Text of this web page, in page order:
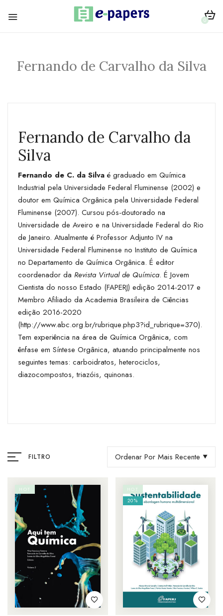
0
Fernando de Carvalho da Silva
Fernando de Carvalho da
Silva
Fernando de C. da Silva é graduado em Química
Industrial pela Universidade Federal Fluminense (2002) e
doutor em Química Orgânica pela Universidade Federal
Fluminense (2007). Cursou pós-doutorado na
Universidade de Aveiro e na Universidade Federal do Rio
de Janeiro. Atualmente é Professor Adjunto IV na
Universidade Federal Fluminense no Instituto de Química
no Departamento de Química Orgânica. É editor
coordenador da Revista Virtual de Química. É Jovem
Cientista do nosso Estado (FAPERJ) edição 2014-2017 e
Membro Afiliado da Academia Brasileira de Ciências
edição 2016-2020
(http://www.abc.org.br/rubrique.php3?id_rubrique=370).
Tem experiência na área de Química Orgânica, com
ênfase em Síntese Orgânica, atuando principalmente nos
seguintes temas: carboidratos, heterociclos,
diazocompostos, triazóis, quinonas.
FILTRO Ordenar Por Mais Recente
HOT HOT
20%